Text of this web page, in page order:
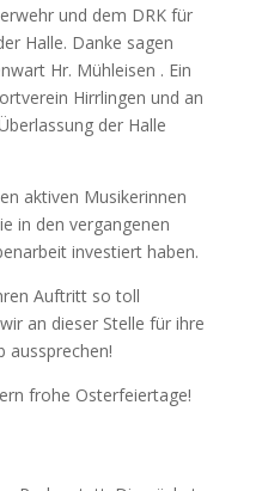
und dem DRK für
Halle. Danke sagen
Hr. Mühleisen . Ein
Hirrlingen und an
der Halle
aktiven Musikerinnen
in den vergangenen
investiert haben.
Auftritt so toll
an dieser Stelle für ihre
aussprechen!
frohe Osterfeiertage!